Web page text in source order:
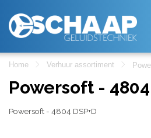
Home Verhuur assortiment
Powersoft - 4804
Powersoft - 4804 DSP+D